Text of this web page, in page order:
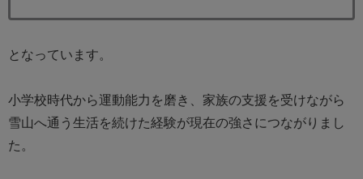
となっています。
小学校時代から運動能力を磨き、家族の支援を受けながら
雪山へ通う生活を続けた経験が現在の強さにつながりまし
た。